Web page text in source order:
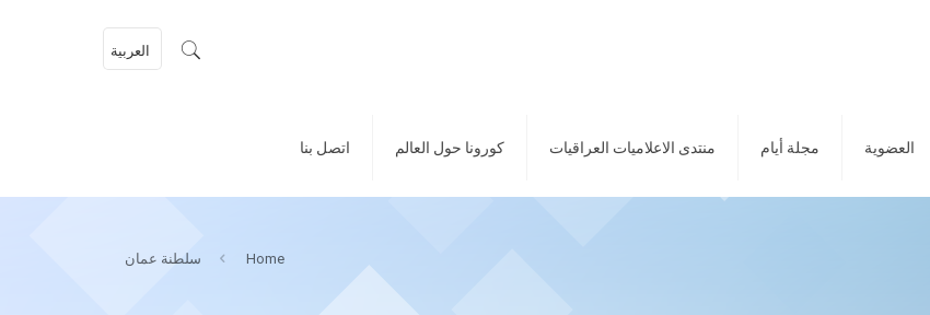
العضوية مجلة أيام منتدى الاعلاميات العراقيات كورونا حول العالم اتصل بنا
العربية
Home سلطنة عمان